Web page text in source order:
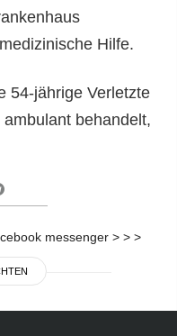
Hilfe.
54-jährige Verletzte
behandelt,
messenger > > >